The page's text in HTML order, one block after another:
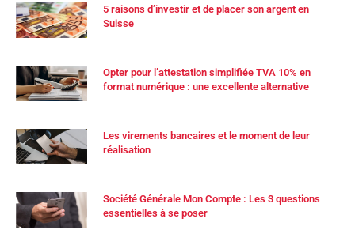
5 raisons d’investir et de placer son argent en
Suisse
Opter pour l’attestation simplifiée TVA 10% en
format numérique : une excellente alternative
Les virements bancaires et le moment de leur
réalisation
Société Générale Mon Compte : Les 3 questions
essentielles à se poser